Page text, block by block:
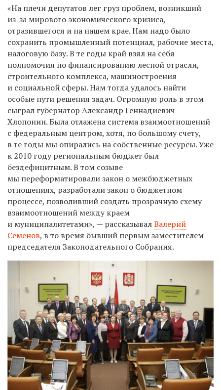
«На плечи депутатов лег груз проблем, возникший
из-за мирового экономического кризиса,
отразившегося и на нашем крае. Нам надо было
сохранить промышленный потенциал, рабочие места,
налоговую базу. В те годы край взял на себя
полномочия по финансированию лесной отрасли,
строительного комплекса, машиностроения
и социальной сферы. Нам тогда удалось найти
особые пути решения задач. Огромную роль в этом
сыграл губернатор Александр Геннадиевич
Хлопонин. Была отлажена система взаимоотношений
с федеральным центром, хотя, по большому счету,
в те годы мы опирались на собственные ресурсы. Уже
к 2010 году региональным бюджет был
бездефицитным. В том созыве
мы переформатировали закон о межбюджетных
отношениях, разработали закон о бюджетном
процессе, позволивший создать прозрачную схему
взаимоотношений между краем
и муниципалитетами», — рассказывалВалерий
Семенов, в то время бывший первым заместителем
председателя Законодательного Собрания.